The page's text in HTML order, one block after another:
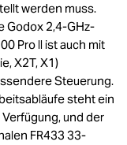
werden muss.
Godox 2,4-GHz-
Pro ll ist auch mit
X2T, X1)
Steuerung.
steht ein
und der
FR433 33-